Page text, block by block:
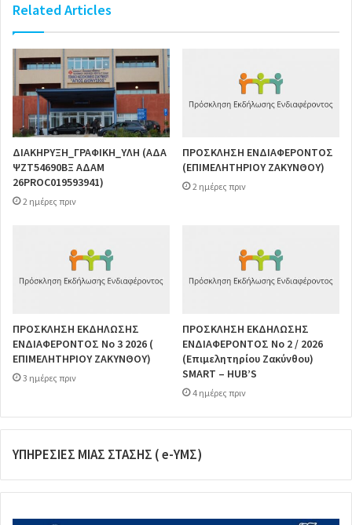
Related Articles
ΔΙΑΚΗΡΥΞΗ_ΓΡΑΦΙΚΗ_ΥΛΗ (ΑΔΑ
ΨΖΤ54690ΒΞ ΑΔΑΜ
26PROC019593941)
2 ημέρες πριν
ΠΡΟΣΚΛΗΣΗ ΕΝΔΙΑΦΕΡΟΝΤΟΣ
(ΕΠΙΜΕΛΗΤΗΡΙΟΥ ΖΑΚΥΝΘΟΥ)
2 ημέρες πριν
ΠΡΟΣΚΛΗΣΗ ΕΚΔΗΛΩΣΗΣ
ΕΝΔΙΑΦΕΡΟΝΤΟΣ Νο 3 2026 (
ΕΠΙΜΕΛΗΤΗΡΙΟΥ ΖΑΚΥΝΘΟΥ)
3 ημέρες πριν
ΠΡΟΣΚΛΗΣΗ ΕΚΔΗΛΩΣΗΣ
ΕΝΔΙΑΦΕΡΟΝΤΟΣ Νο 2 / 2026
(Επιμελητηρίου Ζακύνθου)
SMART – HUB’S
4 ημέρες πριν
ΥΠΗΡΕΣΙΕΣ ΜΙΑΣ ΣΤΑΣΗΣ ( e-ΥΜΣ)